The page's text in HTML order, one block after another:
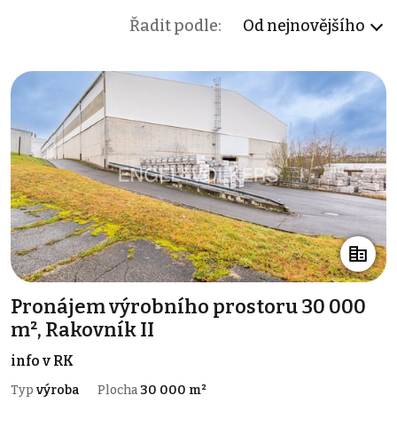
Řadit podle: Od nejnovějšího
Pronájem výrobního prostoru 30 000
m², Rakovník II
info v RK
Typ výroba Plocha 30 000 m²